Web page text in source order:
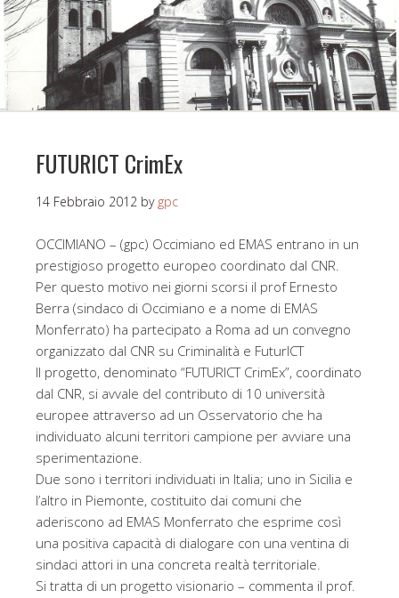
FUTURICT CrimEx
14 Febbraio 2012 by gpc
OCCIMIANO – (gpc) Occimiano ed EMAS entrano in un
prestigioso progetto europeo coordinato dal CNR.
Per questo motivo nei giorni scorsi il prof Ernesto
Berra (sindaco di Occimiano e a nome di EMAS
Monferrato) ha partecipato a Roma ad un convegno
organizzato dal CNR su Criminalità e FuturICT
Il progetto, denominato “FUTURICT CrimEx”, coordinato
dal CNR, si avvale del contributo di 10 università
europee attraverso ad un Osservatorio che ha
individuato alcuni territori campione per avviare una
sperimentazione.
Due sono i territori individuati in Italia; uno in Sicilia e
l’altro in Piemonte, costituito dai comuni che
aderiscono ad EMAS Monferrato che esprime così
una positiva capacità di dialogare con una ventina di
sindaci attori in una concreta realtà territoriale.
Si tratta di un progetto visionario – commenta il prof.